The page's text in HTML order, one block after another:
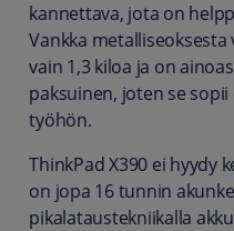
kannettava, jota on
Vankka
vain 1,3 kiloa ja on
paksuinen, joten se
työhön.
ThinkPad X390 ei hyydy
on jopa 16 tunnin
pikalataustekniikalla